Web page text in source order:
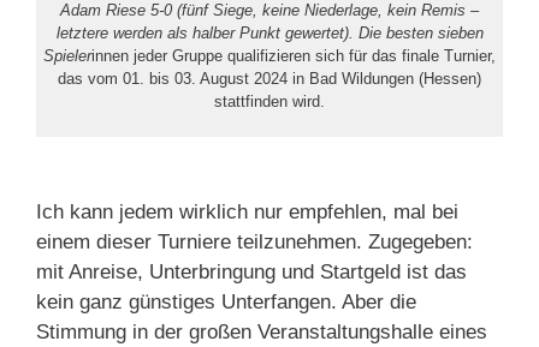
Adam Riese 5-0 (fünf Siege, keine Niederlage, kein Remis –
letztere werden als halber Punkt gewertet). Die besten sieben
Spielerinnen jeder Gruppe qualifizieren sich für das finale Turnier,
das vom 01. bis 03. August 2024 in Bad Wildungen (Hessen)
stattfinden wird.
Ich kann jedem wirklich nur empfehlen, mal bei
einem dieser Turniere teilzunehmen. Zugegeben:
mit Anreise, Unterbringung und Startgeld ist das
kein ganz günstiges Unterfangen. Aber die
Stimmung in der großen Veranstaltungshalle eines